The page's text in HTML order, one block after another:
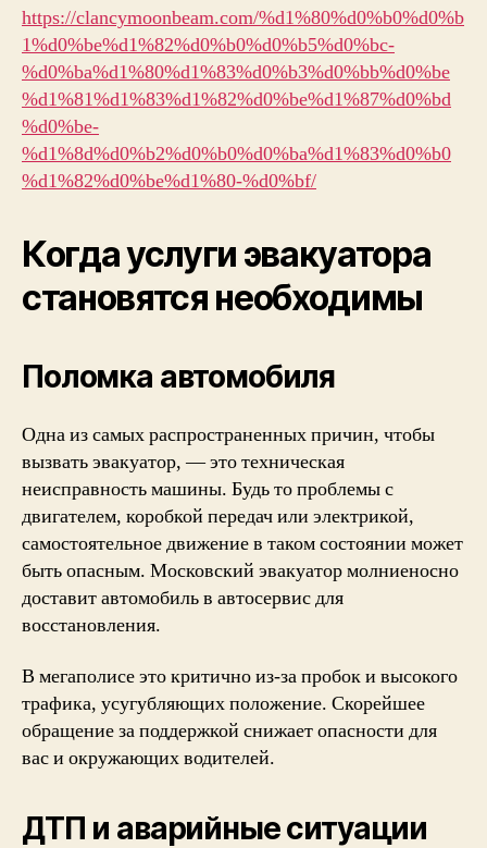
https://clancymoonbeam.com/%d1%80%d0%b0%d0%b
1%d0%be%d1%82%d0%b0%d0%b5%d0%bc-
%d0%ba%d1%80%d1%83%d0%b3%d0%bb%d0%be
%d1%81%d1%83%d1%82%d0%be%d1%87%d0%bd
%d0%be-
%d1%8d%d0%b2%d0%b0%d0%ba%d1%83%d0%b0
%d1%82%d0%be%d1%80-%d0%bf/
Когда услуги эвакуатора
становятся необходимы
Поломка автомобиля
Одна из самых распространенных причин, чтобы
вызвать эвакуатор, — это техническая
неисправность машины. Будь то проблемы с
двигателем, коробкой передач или электрикой,
самостоятельное движение в таком состоянии может
быть опасным. Московский эвакуатор молниеносно
доставит автомобиль в автосервис для
восстановления.
В мегаполисе это критично из-за пробок и высокого
трафика, усугубляющих положение. Скорейшее
обращение за поддержкой снижает опасности для
вас и окружающих водителей.
ДТП и аварийные ситуации